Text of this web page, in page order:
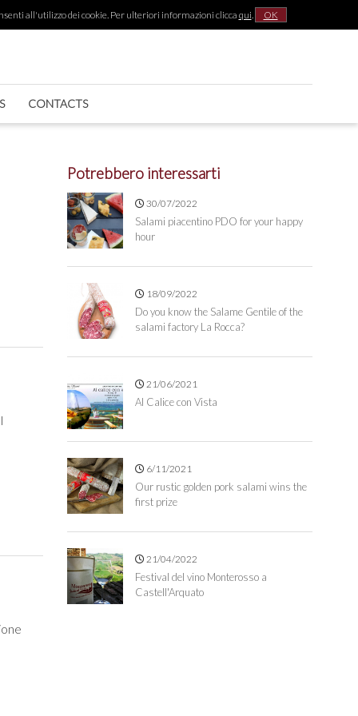
all'utilizzo dei cookie. Per ulteriori informazioni clicca qui. OK
|
CONTACTS
Potrebbero interessarti
30/07/2022
Salami piacentino PDO for your happy
hour
18/09/2022
Do you know the Salame Gentile of the
salami factory La Rocca?
21/06/2021
Al Calice con Vista
6/11/2021
Our rustic golden pork salami wins the
first prize
21/04/2022
Festival del vino Monterosso a
Castell'Arquato